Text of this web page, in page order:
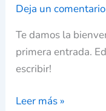
Deja un comentario
Te damos la
primera entrada.
escribir!
Leer más »